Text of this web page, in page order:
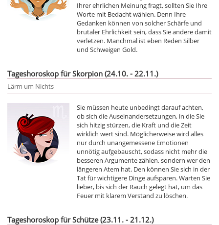
Ihrer ehrlichen Meinung fragt, sollten Sie Ihre
Worte mit Bedacht wählen. Denn Ihre
Gedanken können von solcher Schärfe und
brutaler Ehrlichkeit sein, dass Sie andere damit
verletzen. Manchmal ist eben Reden Silber
und Schweigen Gold.
Tageshoroskop für Skorpion (24.10. - 22.11.)
Lärm um Nichts
Sie müssen heute unbedingt darauf achten,
ob sich die Auseinandersetzungen, in die Sie
sich hitzig stürzen, die Kraft und die Zeit
wirklich wert sind. Möglicherweise wird alles
nur durch unangemessene Emotionen
unnötig aufgebauscht, sodass nicht mehr die
besseren Argumente zählen, sondern wer den
längeren Atem hat. Den können Sie sich in der
Tat für wichtigere Dinge aufsparen. Warten Sie
lieber, bis sich der Rauch gelegt hat, um das
Feuer mit klarem Verstand zu löschen.
Tageshoroskop für Schütze (23.11. - 21.12.)